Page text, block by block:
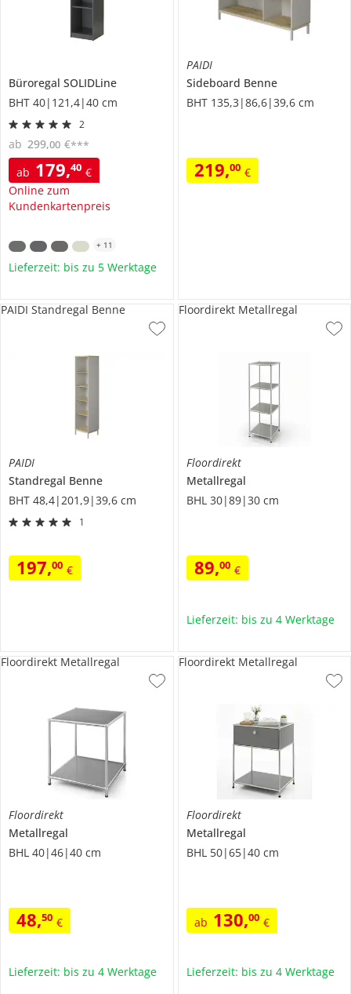
Büroregal SOLIDLine
BHT 40|121,4|40 cm
2
ab 179,40 €
Online zum
Kundenkartenpreis
ab 299,00 €***
+ 11
Lieferzeit: bis zu 5 Werktage
PAIDI
Sideboard Benne
BHT 135,3|86,6|39,6 cm
219,00 €
PAIDI
Standregal Benne
BHT 48,4|201,9|39,6 cm
1
197,00 €
PAIDI Standregal Benne
Floordirekt
Metallregal
BHL 30|89|30 cm
89,00 €
Floordirekt Metallregal
Lieferzeit: bis zu 4 Werktage
Floordirekt
Metallregal
BHL 40|46|40 cm
48,50 €
Floordirekt Metallregal
Lieferzeit: bis zu 4 Werktage
Floordirekt
Metallregal
BHL 50|65|40 cm
ab 130,00 €
Floordirekt Metallregal
Lieferzeit: bis zu 4 Werktage